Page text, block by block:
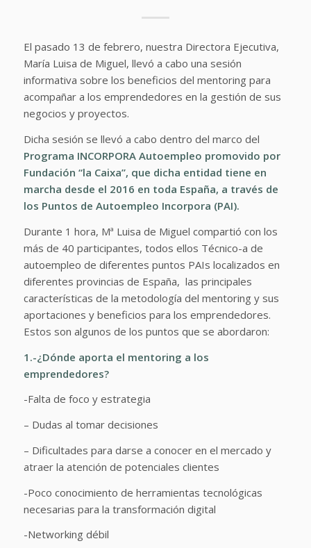
El pasado 13 de febrero, nuestra Directora Ejecutiva,
María Luisa de Miguel, llevó a cabo una sesión
informativa sobre los beneficios del mentoring para
acompañar a los emprendedores en la gestión de sus
negocios y proyectos.
Dicha sesión se llevó a cabo dentro del marco del
Programa INCORPORA Autoempleo promovido por
Fundación “la Caixa”, que dicha entidad tiene en
marcha desde el 2016 en toda España, a través de
los Puntos de Autoempleo Incorpora (PAI).
Durante 1 hora, Mª Luisa de Miguel compartió con los
más de 40 participantes, todos ellos Técnico-a de
autoempleo de diferentes puntos PAIs localizados en
diferentes provincias de España, las principales
características de la metodología del mentoring y sus
aportaciones y beneficios para los emprendedores.
Estos son algunos de los puntos que se abordaron:
1.-¿Dónde aporta el mentoring a los
emprendedores?
-Falta de foco y estrategia
– Dudas al tomar decisiones
– Dificultades para darse a conocer en el mercado y
atraer la atención de potenciales clientes
-Poco conocimiento de herramientas tecnológicas
necesarias para la transformación digital
-Networking débil